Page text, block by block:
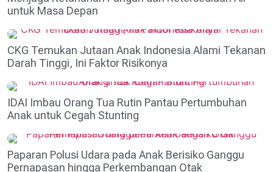
untuk Masa Depan
CKG Temukan Jutaan Anak Indonesia Alami Tekanan
Darah Tinggi, Ini Faktor Risikonya
IDAI Imbau Orang Tua Rutin Pantau Pertumbuhan
Anak untuk Cegah Stunting
Paparan Polusi Udara pada Anak Berisiko Ganggu
Pernapasan hingga Perkembangan Otak